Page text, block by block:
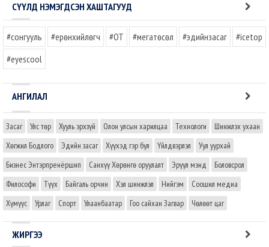
СҮҮЛД НЭМЭГДСЭН ХАШТАГУУД
#сонгууль #ерөнхийлөгч #OT #мегатөсөл #эдийнзасаг
#icetop
#eyescool
АНГИЛАЛ
Засаг Улс төр Хууль эрхзүй Олон улсын харилцаа Технологи
Шинжлэх ухаан
Хөгжил Бодлого
Эдийн засаг Хүүхэд гэр бүл Үйлдвэрлэл
Уул уурхай
Бизнес Энтэрпренёршип
Санхүү Хөрөнгө оруулалт Эрүүл мэнд
Боловсрол
Философи
Түүх Байгаль орчин Хэл шинжлэл Нийгэм
Соошил медиа
Хүмүүс
Урлаг Спорт Улаанбаатар Гоо сайхан Загвар Чөлөөт цаг
ЖИРГЭЭ